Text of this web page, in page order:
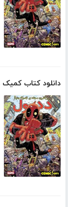
دانلود کتاب کمیک ددپول 2016 -